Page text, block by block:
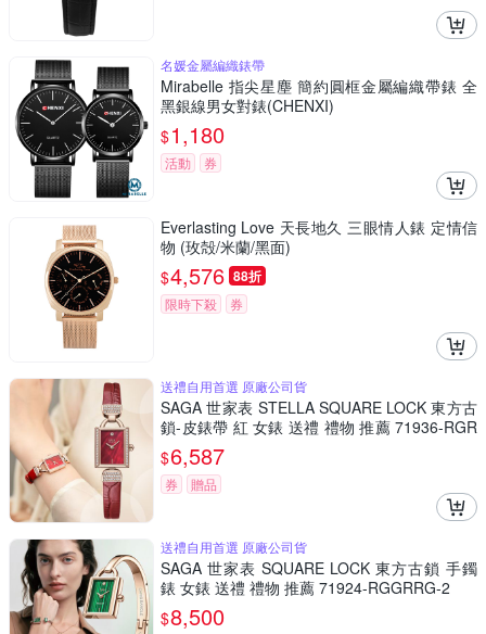
名媛金屬編織錶帶
Mirabelle 指尖星塵 簡約圓框金屬編織帶錶 全
黑銀線男女對錶(CHENXI)
$1,180
活動 券
Everlasting Love 天長地久 三眼情人錶 定情信
物 (玫殻/米蘭/黑面)
$4,576 88折
限時下殺 券
送禮自用首選 原廠公司貨
SAGA 世家表 STELLA SQUARE LOCK 東方古
鎖-皮錶帶 紅 女錶 送禮 禮物 推薦 71936-RGR
DRD-2
$6,587
券 贈品
送禮自用首選 原廠公司貨
SAGA 世家表 SQUARE LOCK 東方古鎖 手鐲
錶 女錶 送禮 禮物 推薦 71924-RGGRRG-2
$8,500